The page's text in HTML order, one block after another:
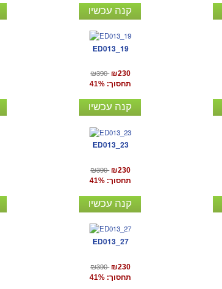
קנה עכשיו
ED013_19
₪390 ₪230
תחסוך: 41%
קנה עכשיו
ED013_23
₪390 ₪230
תחסוך: 41%
קנה עכשיו
ED013_27
₪390 ₪230
תחסוך: 41%